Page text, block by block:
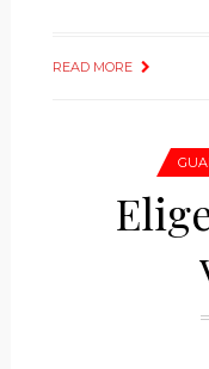
READ MORE